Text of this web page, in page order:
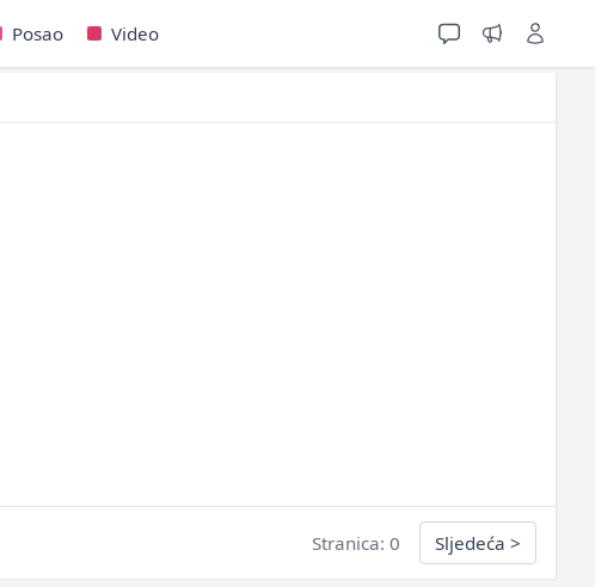
Posao Video
Stranica: 0 Sljedeća >